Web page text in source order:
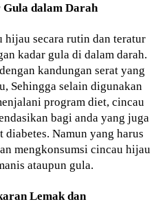
dalam Darah
hijau secara rutin dan teratur
kadar gula di dalam darah.
kandungan serat yang
Sehingga selain digunakan
program diet, cincau
bagi anda yang juga
Namun yang harus
mengkonsumsi cincau hijau
ataupun gula.
Lemak dan